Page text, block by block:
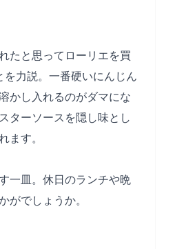
たと思ってローリエを買
力説。一番硬いにんじん
かし入れるのがダマにな
ターソースを隠し味とし
ます。
一皿。休日のランチや晩
がでしょうか。